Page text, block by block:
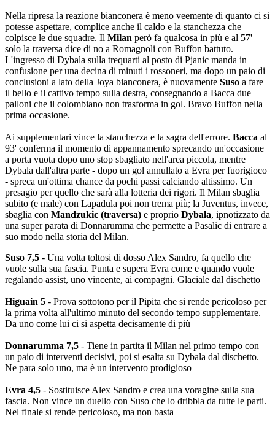
Nella ripresa la reazione bianconera è meno veemente di quanto ci si
potesse aspettare, complice anche il caldo e la stanchezza che
colpisce le due squadre. Il Milan però fa qualcosa in più e al 57'
solo la traversa dice di no a Romagnoli con Buffon battuto.
L'ingresso di Dybala sulla trequarti al posto di Pjanic manda in
confusione per una decina di minuti i rossoneri, ma dopo un paio di
conclusioni a lato della Joya bianconera, è nuovamente Suso a fare
il bello e il cattivo tempo sulla destra, consegnando a Bacca due
palloni che il colombiano non trasforma in gol. Bravo Buffon nella
prima occasione.
Ai supplementari vince la stanchezza e la sagra dell'errore. Bacca al
93' conferma il momento di appannamento sprecando un'occasione
a porta vuota dopo uno stop sbagliato nell'area piccola, mentre
Dybala dall'altra parte - dopo un gol annullato a Evra per fuorigioco
- spreca un'ottima chance da pochi passi calciando altissimo. Un
presagio per quello che sarà alla lotteria dei rigori. Il Milan sbaglia
subito (e male) con Lapadula poi non trema più; la Juventus, invece,
sbaglia con Mandzukic (traversa) e proprio Dybala, ipnotizzato da
una super parata di Donnarumma che permette a Pasalic di entrare a
suo modo nella storia del Milan.
Suso 7,5 - Una volta toltosi di dosso Alex Sandro, fa quello che
vuole sulla sua fascia. Punta e supera Evra come e quando vuole
regalando assist, uno vincente, ai compagni. Glaciale dal dischetto
Higuain 5 - Prova sottotono per il Pipita che si rende pericoloso per
la prima volta all'ultimo minuto del secondo tempo supplementare.
Da uno come lui ci si aspetta decisamente di più
Donnarumma 7,5 - Tiene in partita il Milan nel primo tempo con
un paio di interventi decisivi, poi si esalta su Dybala dal dischetto.
Ne para solo uno, ma è un intervento prodigioso
Evra 4,5 - Sostituisce Alex Sandro e crea una voragine sulla sua
fascia. Non vince un duello con Suso che lo dribbla da tutte le parti.
Nel finale si rende pericoloso, ma non basta